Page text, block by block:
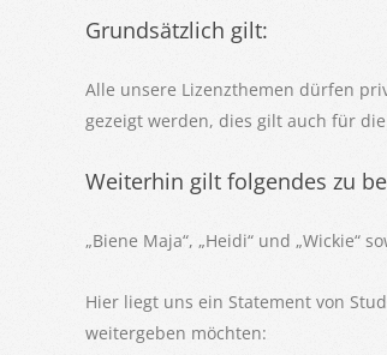
Grundsätzlich gilt:
Alle unsere Lizenzthemen dürfen
gezeigt werden, dies gilt auch für
Weiterhin gilt folgendes zu
„Biene Maja“, „Heidi“ und „Wickie“
Hier liegt uns ein Statement von
weitergeben möchten: